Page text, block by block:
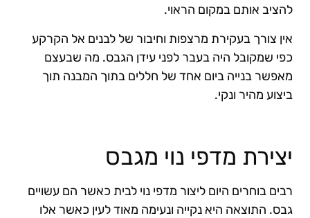
להציב אותם במקום הראוי.
אין צורך בעקירת מרצפות וחיבור של לבנים אל הקרקע
כפי שמקובל היה בעבר לפני עידן הגבס. מה שבעצם
מאפשר בנייה ביום אחד של חללים בתוך המבנה תוך
ביצוע מהיר ונקי.
יצירת מדפי נוי מגבס
רבים בוחרים היום ליצור מדפי נוי לבית כאשר הם עשויים
גבס. התוצאה היא נקייה ונעימה מאוד לעין כאשר אלו